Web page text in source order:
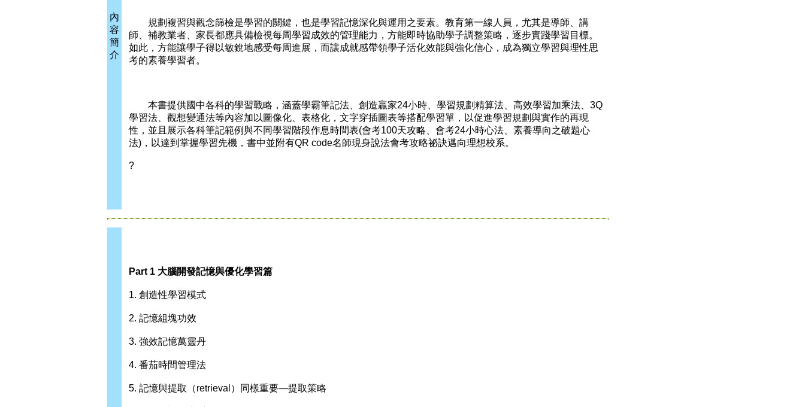
內
容
簡
介
規劃複習與觀念篩檢是學習的關鍵，也是學習記憶深化與運用之要素。教育第一線人員，尤其是導師、講
師、補教業者、家長都應具備檢視每周學習成效的管理能力，方能即時協助學子調整策略，逐步實踐學習目標。
如此，方能讓學子得以敏銳地感受每周進展，而讓成就感帶領學子活化效能與強化信心，成為獨立學習與理性思
考的素養學習者。
本書提供國中各科的學習戰略，涵蓋學霸筆記法、創造贏家24小時、學習規劃精算法、高效學習加乘法、3Q
學習法、觀想變通法等內容加以圖像化、表格化，文字穿插圖表等搭配學習單，以促進學習規劃與實作的再現
性，並且展示各科筆記範例與不同學習階段作息時間表(會考100天攻略、會考24小時心法、素養導向之破題心
法)，以達到掌握學習先機，書中並附有QR code名師現身說法會考攻略祕訣邁向理想校系。
?
Part 1 大腦開發記憶與優化學習篇
1. 創造性學習模式
2. 記憶組塊功效
3. 強效記憶萬靈丹
4. 番茄時間管理法
5. 記憶與提取（retrieval）同樣重要—提取策略